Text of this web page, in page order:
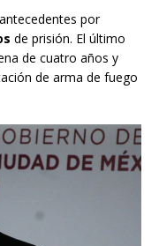
por
de prisión. El último
de cuatro años y
de arma de fuego